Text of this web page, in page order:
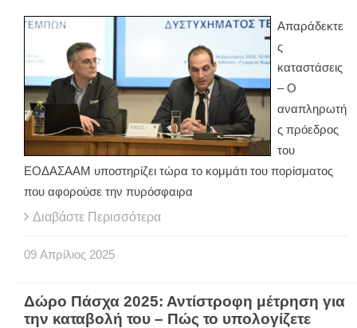
Απαράδεκτε
ς
καταστάσεις
– Ο
αναπληρωτή
ς πρόεδρος
του
ΕΟΔΑΣΑΑΜ υποστηρίζει τώρα το κομμάτι του πορίσματος
που αφορούσε την πυρόσφαιρα
Διαβάστε Περισσότερα
09 Απρίλιος 2025
Δώρο Πάσχα 2025: Αντίστροφη μέτρηση για
την καταβολή του – Πώς το υπολογίζετε